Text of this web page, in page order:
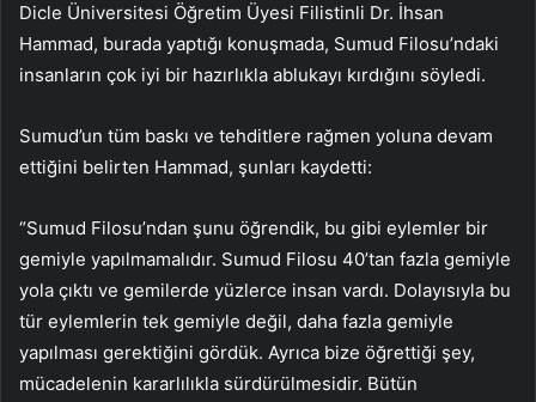
Dicle Üniversitesi Öğretim Üyesi Filistinli Dr. İhsan
Hammad, burada yaptığı konuşmada, Sumud Filosu’ndaki
insanların çok iyi bir hazırlıkla ablukayı kırdığını söyledi.
Sumud’un tüm baskı ve tehditlere rağmen yoluna devam
ettiğini belirten Hammad, şunları kaydetti:
“Sumud Filosu’ndan şunu öğrendik, bu gibi eylemler bir
gemiyle yapılmamalıdır. Sumud Filosu 40’tan fazla gemiyle
yola çıktı ve gemilerde yüzlerce insan vardı. Dolayısıyla bu
tür eylemlerin tek gemiyle değil, daha fazla gemiyle
yapılması gerektiğini gördük. Ayrıca bize öğrettiği şey,
mücadelenin kararlılıkla sürdürülmesidir. Bütün